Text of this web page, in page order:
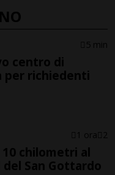
5 min
centro di
per richiedenti
1 ora 2
chilometri al
San Gottardo